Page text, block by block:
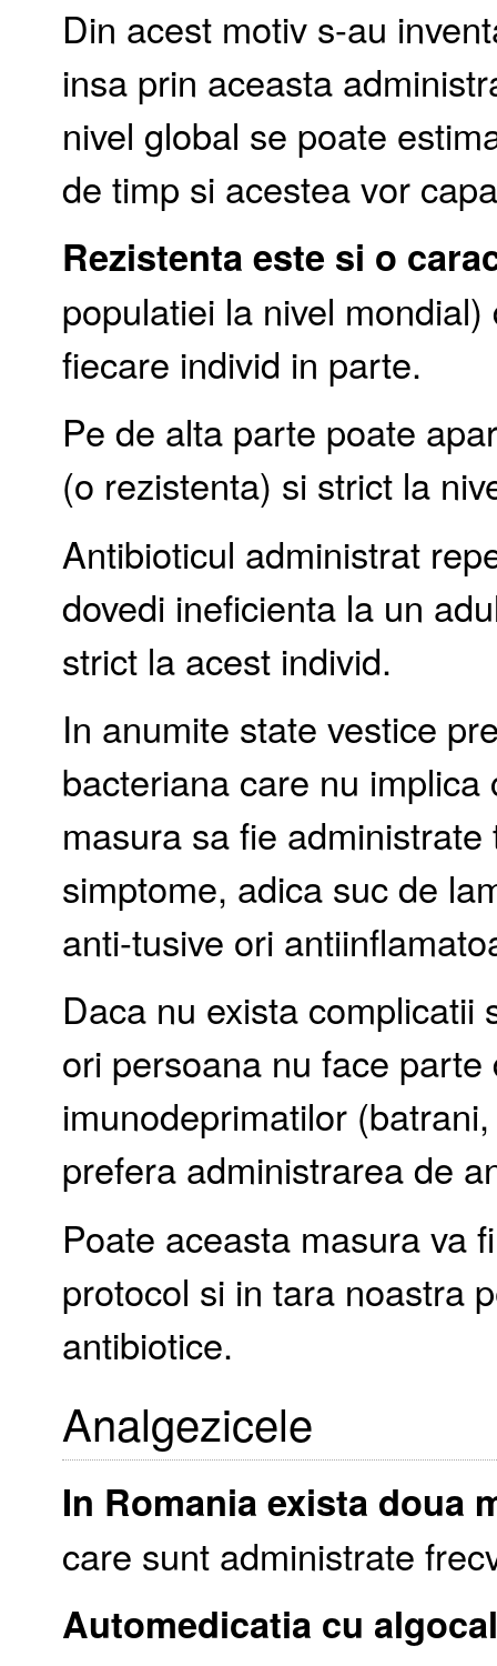
Din acest motiv s-au
insa prin aceasta
nivel global se poate
de timp si acestea vor
Rezistenta este si o
populatiei la nivel
fiecare individ in parte.
Pe de alta parte poate
(o rezistenta) si strict la
Antibioticul administrat
dovedi ineficienta la un
strict la acest individ.
In anumite state vestice
bacteriana care nu
masura sa fie
simptome, adica suc de
anti-tusive ori
Daca nu exista complicatii
ori persoana nu face
imunodeprimatilor
prefera administrarea de
Poate aceasta masura va
protocol si in tara noastra
antibiotice.
Analgezicele
In Romania exista doua
care sunt administrate
Automedicatia cu